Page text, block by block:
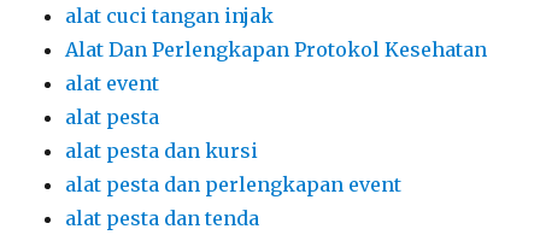
alat cuci tangan injak
Alat Dan Perlengkapan Protokol Kesehatan
alat event
alat pesta
alat pesta dan kursi
alat pesta dan perlengkapan event
alat pesta dan tenda